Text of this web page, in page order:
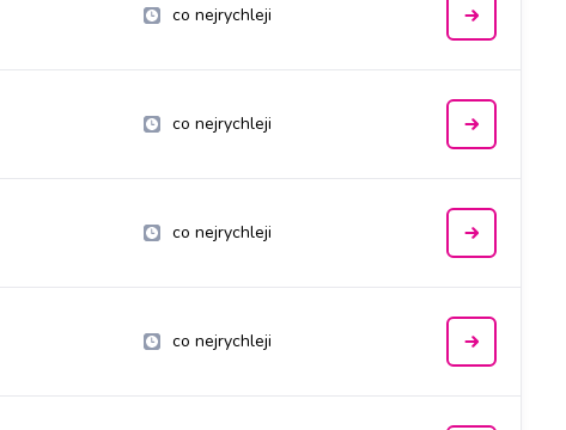
co nejrychleji
co nejrychleji
co nejrychleji
co nejrychleji